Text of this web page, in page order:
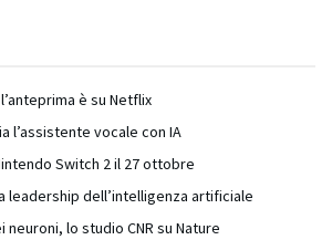
è su Netflix
l’assistente vocale con IA
Switch 2 il 27 ottobre
leadership dell’intelligenza artificiale
lo studio CNR su Nature